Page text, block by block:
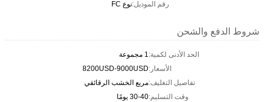
رقم الموديل:نوع FC
شروط الدفع والشحن
الحد الأدنى لكمية:1 مجموعة
الأسعار:8200USD-9000USD
تفاصيل التغليف:مربع الخشب الرقائقي
وقت التسليم:30-40 يومًا